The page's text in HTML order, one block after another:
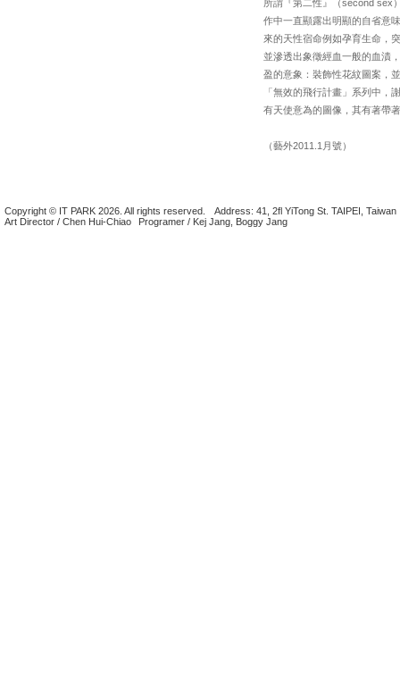
所謂『第二性』（second sex
作中一直顯露出明顯的自省意
來的天性宿命例如孕育生命，
並滲透出象徵經血一般的血漬
盈的意象：裝飾性花紋圖案，
「無效的飛行計畫」系列中，
有天使意為的圖像，其有著帶
（藝外2011.1月號）
Copyright © IT PARK 2026. All rights reserved.
Address: 41, 2fl YiTong St. TAIPEI, Taiwan
Art Director / Chen Hui-Chiao
Programer / Kej Jang, Boggy Jang